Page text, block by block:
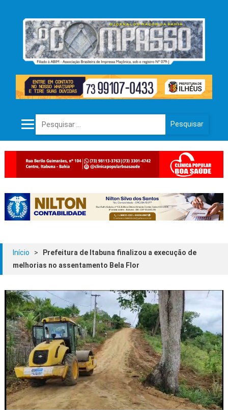
Pesquisar por:
Início >
Prefeitura de Itabuna finalizou a execução de
melhorias no assentamento Bela Flor